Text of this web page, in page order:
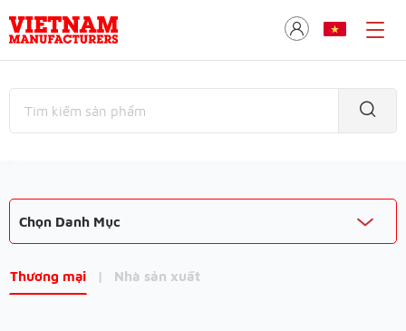
Chọn Danh Mục
Thương mại | Nhà sản xuất